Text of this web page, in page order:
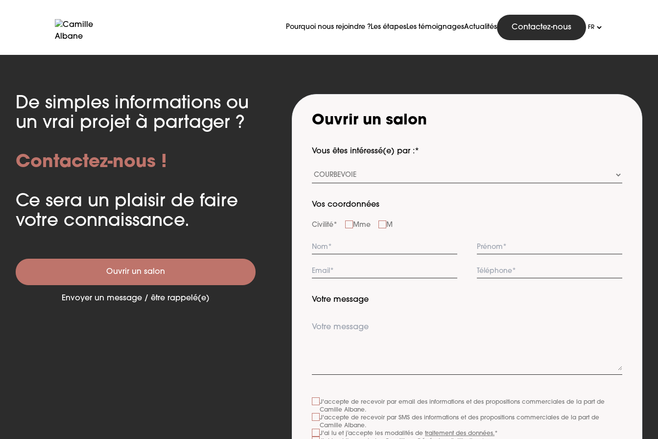
Pourquoi nous rejoindre ?Les étapesLes témoignagesActualités Contactez-nous
De simples informations ou
un vrai projet à partager ?
Contactez-nous !
Ce sera un plaisir de faire
votre connaissance.
Ouvrir un salon
Envoyer un message / être rappelé(e)
Ouvrir un salon
Vous êtes intéressé(e) par :*
Vos coordonnées
Civilité* Mme M
Votre message
J'accepte de recevoir par email des informations et des propositions commerciales de la part de
Camille Albane.
J'accepte de recevoir par SMS des informations et des propositions commerciales de la part de
Camille Albane.
J'ai lu et j’accepte les modalités detraitement des données.*